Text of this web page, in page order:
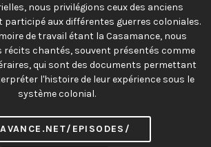
nous privilégions ceux des anciens
aux différentes guerres coloniales.
de travail étant la Casamance, nous
récits chantés, souvent présentés comme
qui sont des documents permettant
l'histoire de leur expérience sous le
système colonial.
EPISODES/